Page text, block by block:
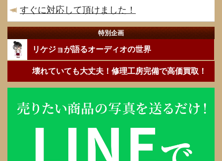
すぐに対応して頂けました！
特別企画
リケジョが語るオーディオの世界
壊れていても大丈夫！修理工房完備で高価買取！